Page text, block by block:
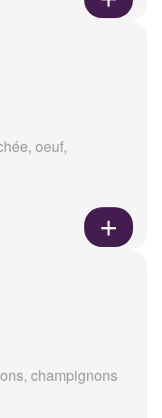
oeuf,
champignons